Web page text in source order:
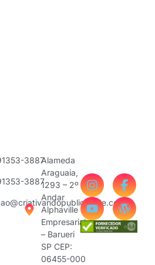
3887
3887
Alameda
Araguaia,
1293 – 2º
Andar
Alphaville
Empresarial
– Barueri
SP CEP:
06455-000